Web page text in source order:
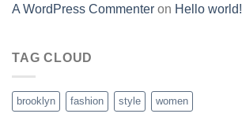
A WordPress Commenter on Hello world!
TAG CLOUD
brooklyn fashion style women